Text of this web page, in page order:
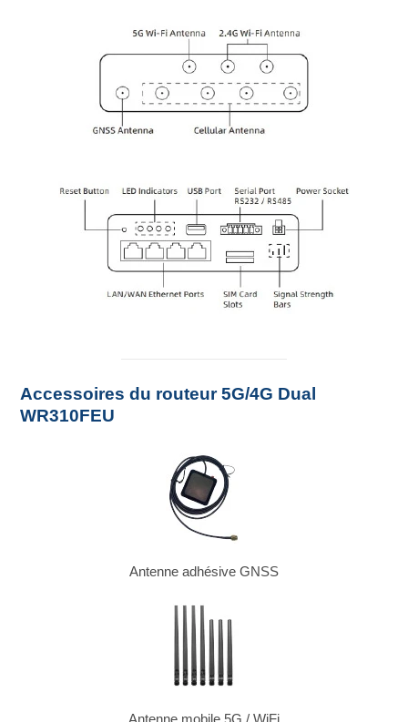
Accessoires du routeur 5G/4G Dual
WR310FEU
Antenne adhésive GNSS